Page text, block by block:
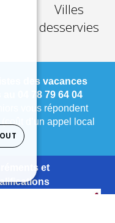
Villes
desservies
des vacances
04 78 79 64 04
vous répondent
d’un appel local
et